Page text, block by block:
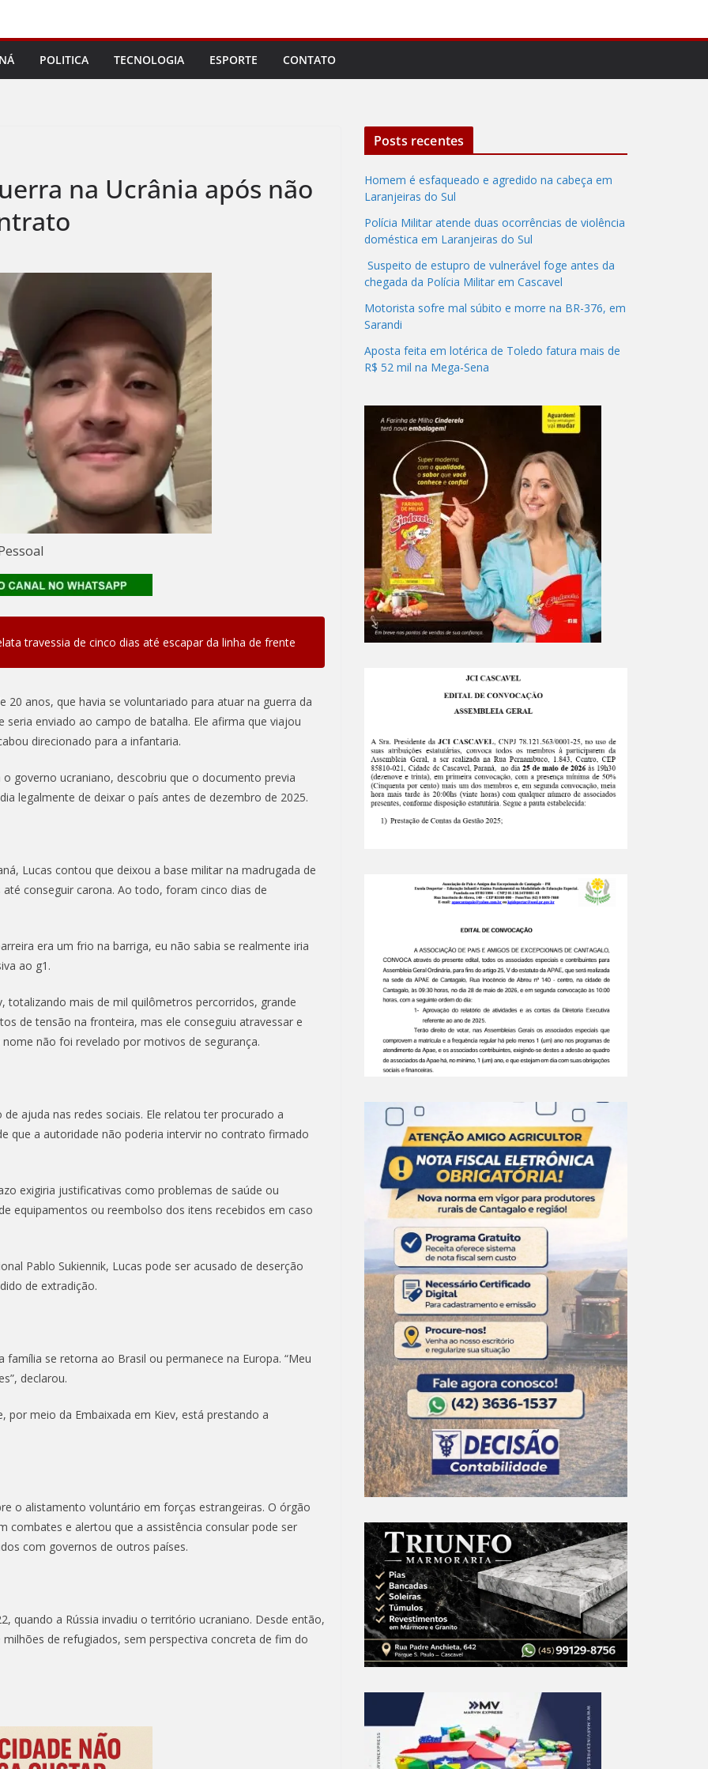
POLITICA TECNOLOGIA ESPORTE CONTATO
na Ucrânia após não
travessia de cinco dias até escapar da linha de frente
20 anos, que havia se voluntariado para atuar na guerra da
enviado ao campo de batalha. Ele afirma que viajou
direcionado para a infantaria.
governo ucraniano, descobriu que o documento previa
legalmente de deixar o país antes de dezembro de 2025.
Lucas contou que deixou a base militar na madrugada de
conseguir carona. Ao todo, foram cinco dias de
era um frio na barriga, eu não sabia se realmente iria
ao g1.
totalizando mais de mil quilômetros percorridos, grande
de tensão na fronteira, mas ele conseguiu atravessar e
não foi revelado por motivos de segurança.
ajuda nas redes sociais. Ele relatou ter procurado a
que a autoridade não poderia intervir no contrato firmado
exigiria justificativas como problemas de saúde ou
equipamentos ou reembolso dos itens recebidos em caso
Pablo Sukiennik, Lucas pode ser acusado de deserção
de extradição.
se retorna ao Brasil ou permanece na Europa. “Meu
declarou.
por meio da Embaixada em Kiev, está prestando a
o alistamento voluntário em forças estrangeiras. O órgão
combates e alertou que a assistência consular pode ser
com governos de outros países.
quando a Rússia invadiu o território ucraniano. Desde então,
de refugiados, sem perspectiva concreta de fim do
Posts recentes
Homem é esfaqueado e agredido na cabeça em
Laranjeiras do Sul
Polícia Militar atende duas ocorrências de violência
doméstica em Laranjeiras do Sul
Suspeito de estupro de vulnerável foge antes da
chegada da Polícia Militar em Cascavel
Motorista sofre mal súbito e morre na BR-376, em
Sarandi
Aposta feita em lotérica de Toledo fatura mais de
R$ 52 mil na Mega-Sena